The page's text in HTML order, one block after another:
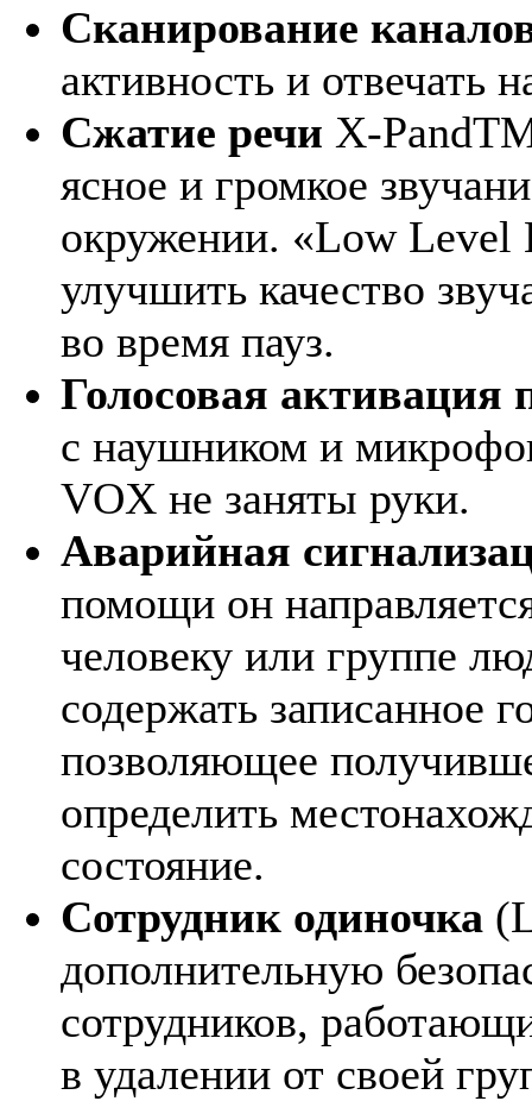
Сканирование
активность и отвечать
Сжатие речи X-
ясное и громкое
окружении. «Low Level
улучшить качество
во время пауз.
Голосовая активация
с наушником и
VOX не заняты руки.
Аварийная
помощи он
человеку или группе
содержать записанное
позволяющее
определить
состояние.
Сотрудник одиночка
дополнительную
сотрудников,
в удалении от своей